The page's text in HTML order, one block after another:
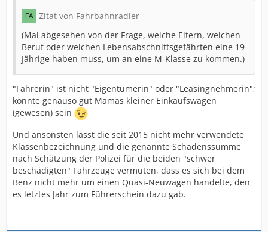
Zitat von Fahrbahnradler
(Mal abgesehen von der Frage, welche Eltern, welchen
Beruf oder welchen Lebensabschnittsgefährten eine 19-
Jährige haben muss, um an eine M-Klasse zu kommen.)
"Fahrerin" ist nicht "Eigentümerin" oder "Leasingnehmerin";
könnte genauso gut Mamas kleiner Einkaufswagen
(gewesen) sein
Und ansonsten lässt die seit 2015 nicht mehr verwendete
Klassenbezeichnung und die genannte Schadenssumme
nach Schätzung der Polizei für die beiden "schwer
beschädigten" Fahrzeuge vermuten, dass es sich bei dem
Benz nicht mehr um einen Quasi-Neuwagen handelte, den
es letztes Jahr zum Führerschein dazu gab.